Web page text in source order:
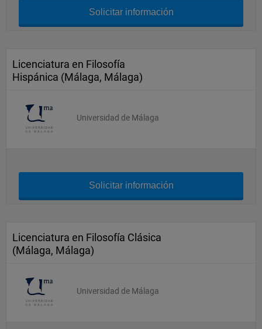
Solicitar información
Licenciatura en Filosofía
Hispánica (Málaga, Málaga)
Universidad de Málaga
Solicitar información
Licenciatura en Filosofía Clásica
(Málaga, Málaga)
Universidad de Málaga